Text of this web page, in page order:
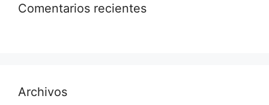
Comentarios recientes
Archivos